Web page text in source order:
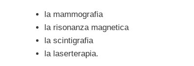
la mammografia
la risonanza magnetica
la scintigrafia
la laserterapia.